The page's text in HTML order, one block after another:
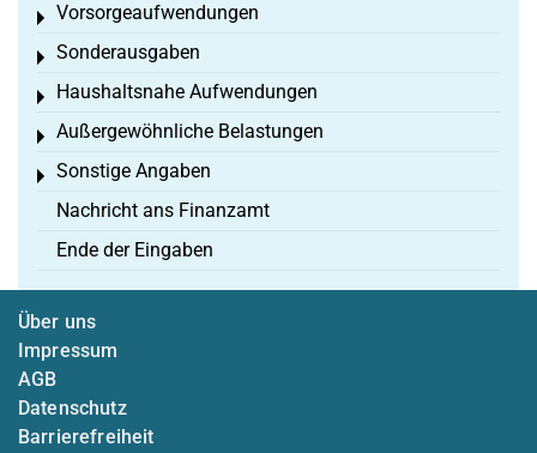
Vorsorgeaufwendungen
Toggle menu
Sonderausgaben
Toggle menu
Haushaltsnahe Aufwendungen
Toggle menu
Außergewöhnliche Belastungen
Toggle menu
Sonstige Angaben
Toggle menu
Nachricht ans Finanzamt
Ende der Eingaben
Über uns
Impressum
AGB
Datenschutz
Barrierefreiheit